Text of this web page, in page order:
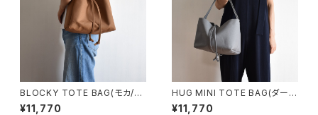
BLOCKY TOTE BAG(モカ/ブ
ラウン)
¥11,770
HUG MINI TOTE BAG(ダーク
グレー)
¥11,770